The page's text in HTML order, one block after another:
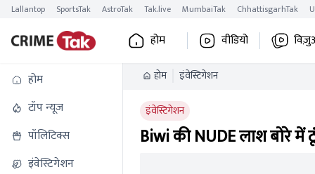
Lallantop SportsTak AstroTak Tak.live MumbaiTak ChhattisgarhTak
होम वीडियो
होम
टॉप न्यूज
पॉलिटिक्स
इंवेस्टिगेशन
होम इंवेस्टिगेशन
इंवेस्टिगेशन
Biwi की NUDE लाश बोरे